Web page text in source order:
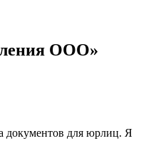
ООО»
документов для юрлиц. Я